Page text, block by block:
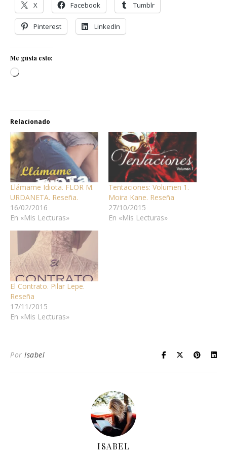
X Facebook Tumblr
Pinterest LinkedIn
Me gusta esto:
Cargando...
Relacionado
Llámame Idiota. FLOR M.
URDANETA. Reseña.
16/02/2016
En «Mis Lecturas»
Tentaciones: Volumen 1.
Moira Kane. Reseña
27/10/2015
En «Mis Lecturas»
El Contrato. Pilar Lepe.
Reseña
17/11/2015
En «Mis Lecturas»
Por Isabel
ISABEL